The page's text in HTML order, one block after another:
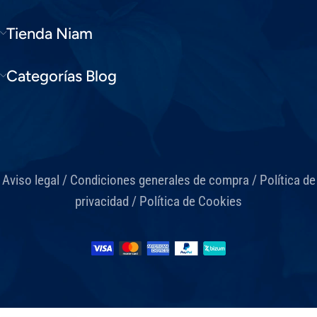
Tienda Niam
Categorías Blog
Aviso legal / Condiciones generales de compra / Política de
privacidad / Política de Cookies